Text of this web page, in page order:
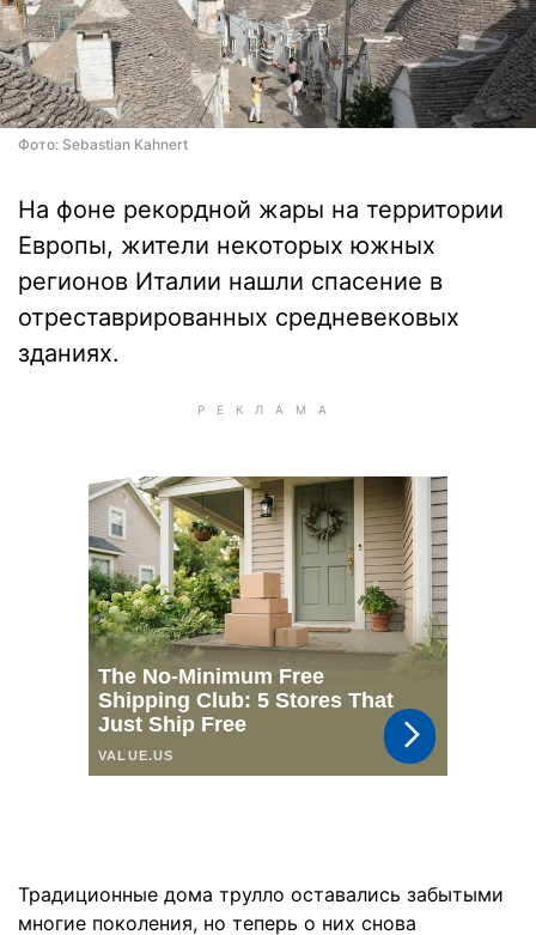
Фото: Sebastian Kahnert
На фоне рекордной жары на территории
Европы, жители некоторых южных
регионов Италии нашли спасение в
отреставрированных средневековых
зданиях.
Традиционные дома трулло оставались забытыми
многие поколения, но теперь о них снова